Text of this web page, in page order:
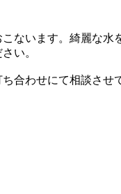
ないます。綺麗な水
い。
合わせにて相談させ